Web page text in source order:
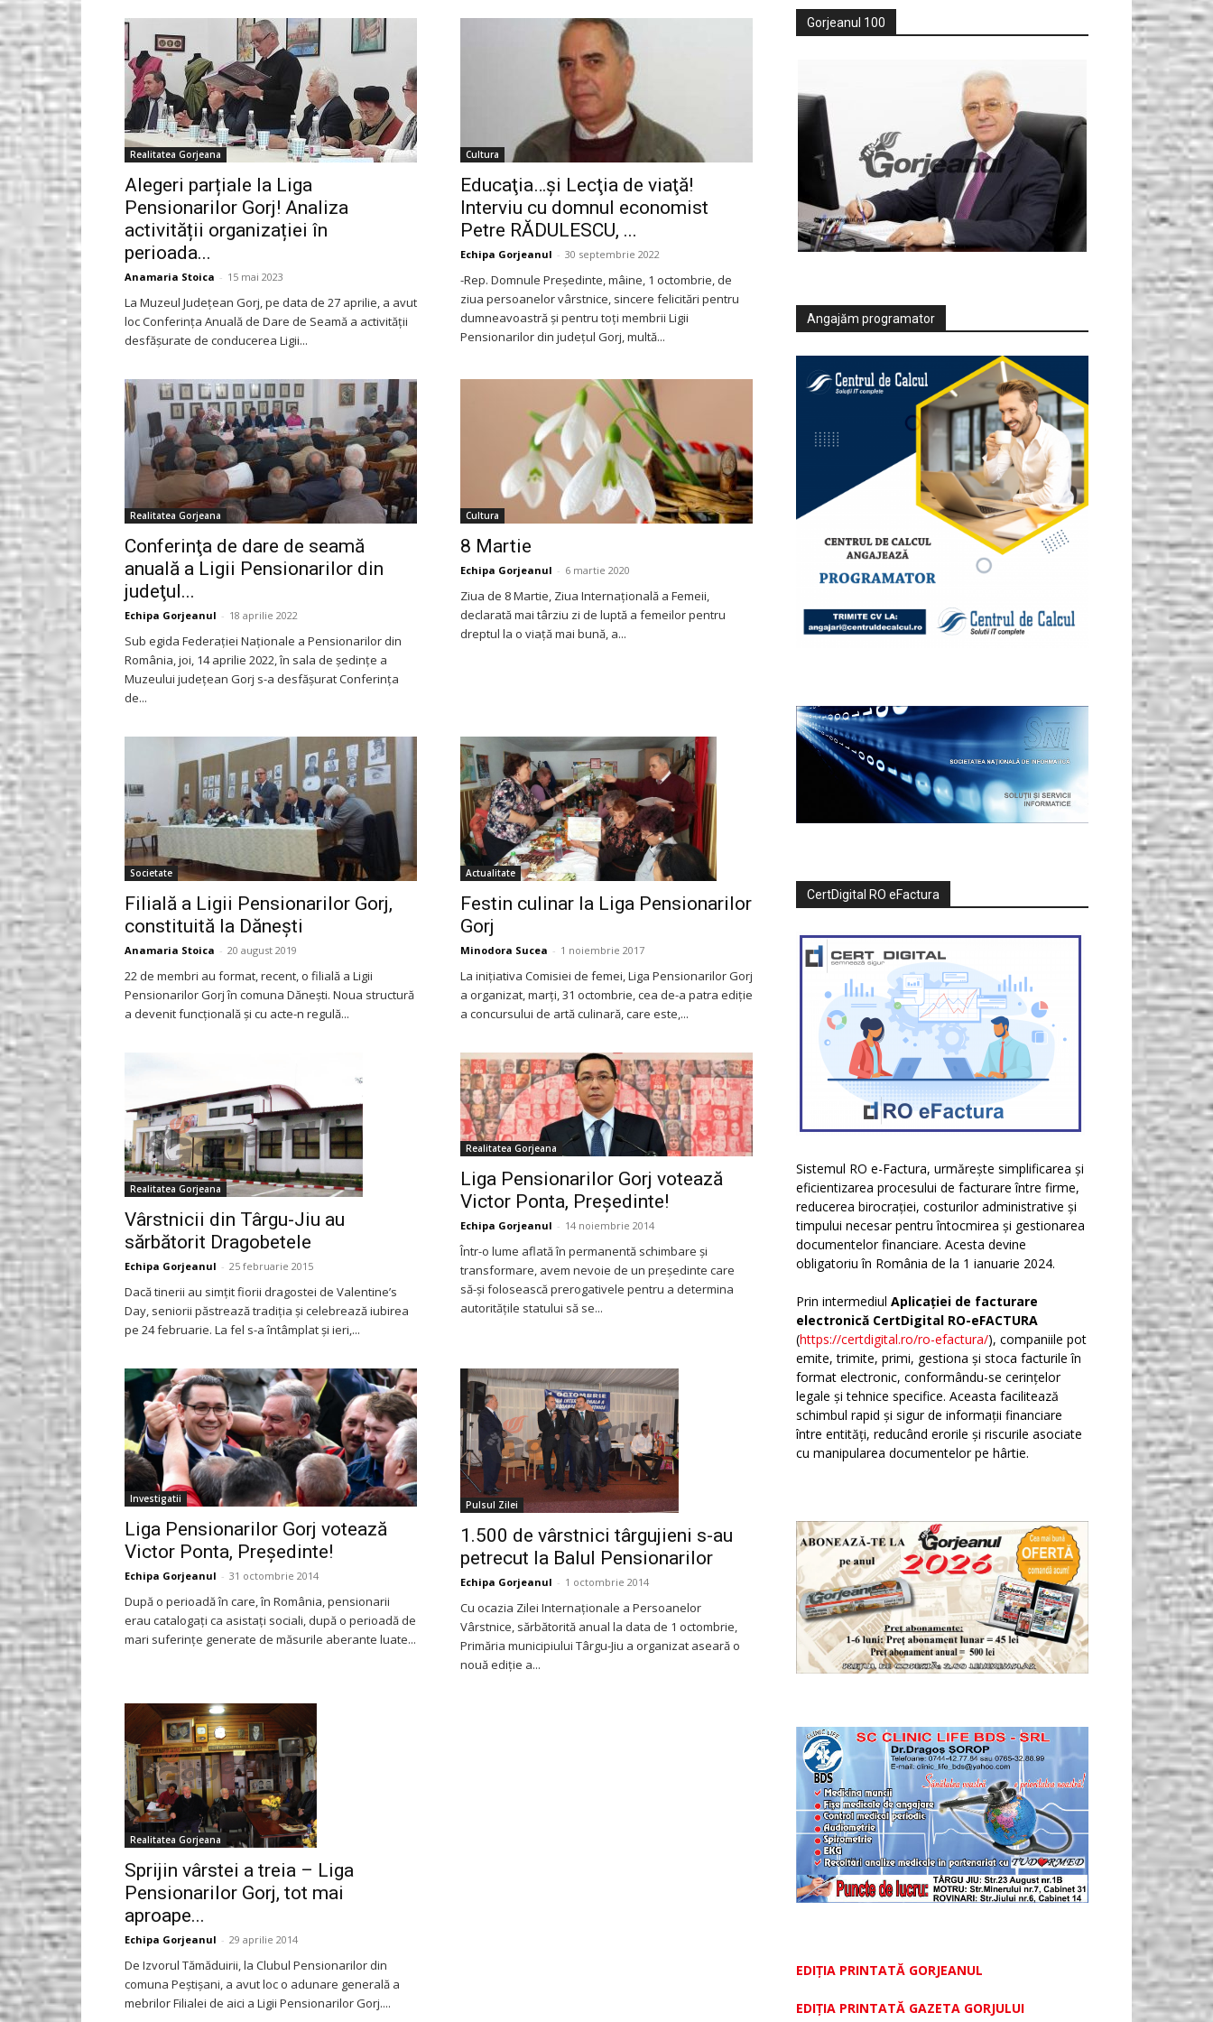
Gorjeanul.ro
Realitatea Gorjeana
Alegeri parțiale la Liga
Pensionarilor Gorj! Analiza
activității organizației în
perioada...
Anamaria Stoica - 15 mai 2023
La Muzeul Județean Gorj, pe data de 27 aprilie, a avut
loc Conferința Anuală de Dare de Seamă a activității
desfășurate de conducerea Ligii...
Cultura
Educaţia…şi Lecţia de viaţă!
Interviu cu domnul economist
Petre RĂDULESCU, ...
Echipa Gorjeanul - 30 septembrie 2022
-Rep. Domnule Preşedinte, mâine, 1 octombrie, de
ziua persoanelor vârstnice, sincere felicitări pentru
dumneavoastră şi pentru toţi membrii Ligii
Pensionarilor din judeţul Gorj, multă...
Realitatea Gorjeana
Conferinţa de dare de seamă
anuală a Ligii Pensionarilor din
judeţul...
Echipa Gorjeanul - 18 aprilie 2022
Sub egida Federaţiei Naţionale a Pensionarilor din
România, joi, 14 aprilie 2022, în sala de şedinţe a
Muzeului judeţean Gorj s-a desfăşurat Conferinţa
de...
Cultura
8 Martie
Echipa Gorjeanul - 6 martie 2020
Ziua de 8 Martie, Ziua Internațională a Femeii,
declarată mai târziu zi de luptă a femeilor pentru
dreptul la o viață mai bună, a...
Societate
Filială a Ligii Pensionarilor Gorj,
constituită la Dănești
Anamaria Stoica - 20 august 2019
22 de membri au format, recent, o filială a Ligii
Pensionarilor Gorj în comuna Dănești. Noua structură
a devenit funcțională și cu acte-n regulă...
Actualitate
Festin culinar la Liga Pensionarilor
Gorj
Minodora Sucea - 1 noiembrie 2017
La inițiativa Comisiei de femei, Liga Pensionarilor Gorj
a organizat, marți, 31 octombrie, cea de-a patra ediție
a concursului de artă culinară, care este,...
Realitatea Gorjeana
Vârstnicii din Târgu-Jiu au
sărbătorit Dragobetele
Echipa Gorjeanul - 25 februarie 2015
Dacă tinerii au simţit fiorii dragostei de Valentine’s
Day, seniorii păstrează tradiţia şi celebrează iubirea
pe 24 februarie. La fel s-a întâmplat şi ieri,...
Realitatea Gorjeana
Liga Pensionarilor Gorj votează
Victor Ponta, Preşedinte!
Echipa Gorjeanul - 14 noiembrie 2014
Într-o lume aflată în permanentă schimbare şi
transformare, avem nevoie de un preşedinte care
să-şi folosească prerogativele pentru a determina
autorităţile statului să se...
Investigatii
Liga Pensionarilor Gorj votează
Victor Ponta, Preşedinte!
Echipa Gorjeanul - 31 octombrie 2014
După o perioadă în care, în România, pensionarii
erau catalogaţi ca asistaţi sociali, după o perioadă de
mari suferinţe generate de măsurile aberante luate...
Pulsul Zilei
1.500 de vârstnici târgujieni s-au
petrecut la Balul Pensionarilor
Echipa Gorjeanul - 1 octombrie 2014
Cu ocazia Zilei Internaţionale a Persoanelor
Vârstnice, sărbătorită anual la data de 1 octombrie,
Primăria municipiului Târgu-Jiu a organizat aseară o
nouă ediţie a...
Realitatea Gorjeana
Sprijin vârstei a treia – Liga
Pensionarilor Gorj, tot mai
aproape...
Echipa Gorjeanul - 29 aprilie 2014
De Izvorul Tămăduirii, la Clubul Pensionarilor din
comuna Peştişani, a avut loc o adunare generală a
mebrilor Filialei de aici a Ligii Pensionarilor Gorj....
Gorjeanul 100
Angajăm programator
CertDigital RO eFactura
Sistemul RO e-Factura, urmărește simplificarea și
eficientizarea procesului de facturare între firme,
reducerea birocrației, costurilor administrative și
timpului necesar pentru întocmirea și gestionarea
documentelor financiare. Acesta devine
obligatoriu în România de la 1 ianuarie 2024.
Prin intermediul Aplicației de facturare
electronică CertDigital RO-eFACTURA
(https://certdigital.ro/ro-efactura/), companiile pot
emite, trimite, primi, gestiona și stoca facturile în
format electronic, conformându-se cerințelor
legale și tehnice specifice. Aceasta facilitează
schimbul rapid și sigur de informații financiare
între entități, reducând erorile și riscurile asociate
cu manipularea documentelor pe hârtie.
EDIȚIA PRINTATĂ GORJEANUL
EDIŢIA PRINTATĂ GAZETA GORJULUI